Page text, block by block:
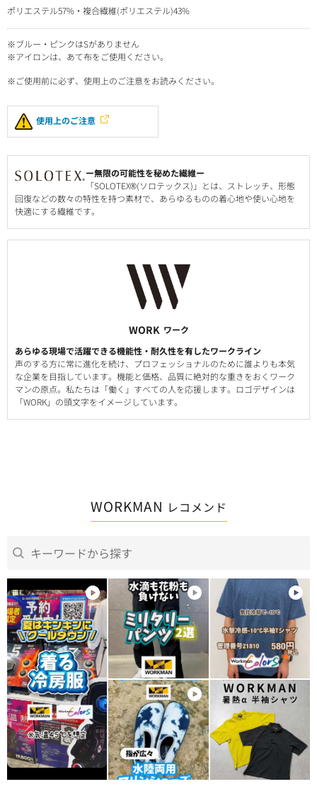
ポリエステル57%・複合繊維(ポリエステル)43%
※ブルー・ピンクはSがありません
※アイロンは、あて布をご使用ください。
※ご使用前に必ず、使用上のご注意をお読みください。
使用上のご注意
ー無限の可能性を秘めた繊維ー
「SOLOTEX®(ソロテックス)」とは、ストレッチ、形態
回復などの数々の特性を持つ素材で、あらゆるものの着心地や使い心地を
快適にする繊維です。
WORK ワーク
あらゆる現場で活躍できる機能性・耐久性を有したワークライン
声のする方に常に進化を続け、プロフェッショナルのために誰よりも本気
な企業を目指しています。機能と価格、品質に絶対的な重きをおくワーク
マンの原点。私たちは「働く」すべての人を応援します。ロゴデザインは
「WORK」の頭文字をイメージしています。
WORKMAN レコメンド